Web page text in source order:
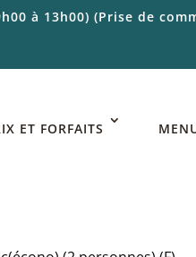
à 13h00) (Prise de
ET FORFAITS